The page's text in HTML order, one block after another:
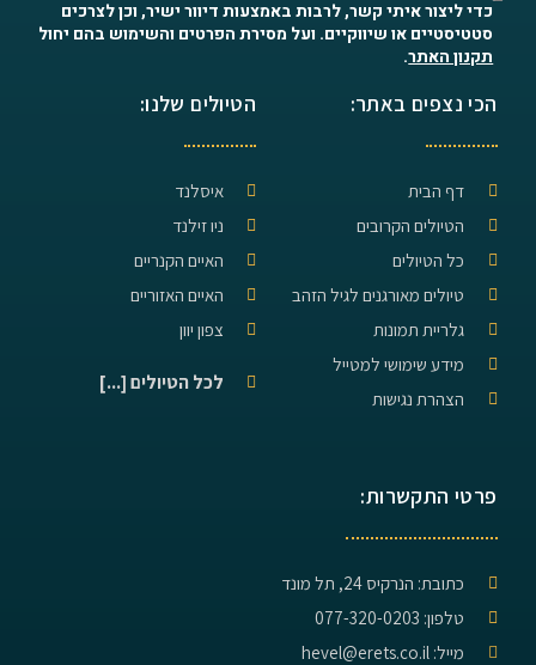
כדי ליצור איתי קשר, לרבות באמצעות דיוור ישיר, וכן לצרכים
סטטיסטיים או שיווקיים. ועל מסירת הפרטים והשימוש בהם יחול
תקנון האתר.
הכי נצפים באתר:
דף הבית
הטיולים הקרובים
כל הטיולים
טיולים מאורגנים לגיל הזהב
גלריית תמונות
מידע שימושי למטייל
הצהרת נגישות
הטיולים שלנו:
איסלנד
ניו זילנד
האיים הקנריים
האיים האזוריים
צפון יוון
לכל הטיולים [...]
פרטי התקשרות:
כתובת: הנרקיס 24, תל מונד
טלפון: 077-320-0203
מייל: hevel@erets.co.il